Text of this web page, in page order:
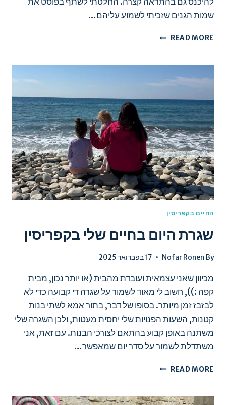
שמות הגנים שזכיתי לשמוע עליהם…
READ MORE גנים
מומלצים
החיים בקפריסין
שגרת היום בחיים שלי בקפריסין
By
Nofar Ronen 17 בפברואר 2025
מכיוון שאני עצמאית ועובדת מהבית (או יותר נכון, מבית
קפה :)), חשוב לי מאוד לשמור על שגרה די קבועה כדי לא
לבזבז זמן מיותר. בסופו של דבר, בתור אמא לשתי בנות
קטנות, השעות הפנויות שלי יחסית מעטות, ולכן השגרה שלי
משתנה באופן קבוע בהתאם לצורכי הבנות. עם זאת, אני
משתדלת לשמור על סדר יום שמאפשר…
READ MORE שגרת
שלי